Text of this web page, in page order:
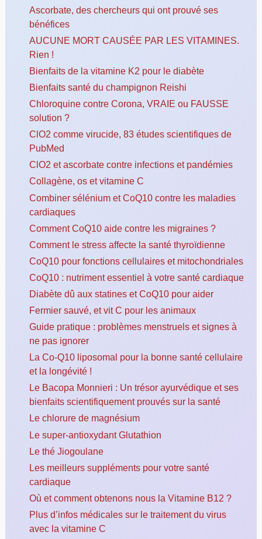
Ascorbate, des chercheurs qui ont prouvé ses
bénéfices
AUCUNE MORT CAUSÉE PAR LES VITAMINES.
Rien !
Bienfaits de la vitamine K2 pour le diabète
Bienfaits santé du champignon Reishi
Chloroquine contre Corona, VRAIE ou FAUSSE
solution ?
ClO2 comme virucide, 83 études scientifiques de
PubMed
ClO2 et ascorbate contre infections et pandémies
Collagène, os et vitamine C
Combiner sélénium et CoQ10 contre les maladies
cardiaques
Comment CoQ10 aide contre les migraines ?
Comment le stress affecte la santé thyroïdienne
CoQ10 pour fonctions cellulaires et mitochondriales
CoQ10 : nutriment essentiel à votre santé cardiaque
Diabète dû aux statines et CoQ10 pour aider
Fermier sauvé, et vit C pour les animaux
Guide pratique : problèmes menstruels et signes à
ne pas ignorer
La Co-Q10 liposomal pour la bonne santé cellulaire
et la longévité !
Le Bacopa Monnieri : Un trésor ayurvédique et ses
bienfaits scientifiquement prouvés sur la santé
Le chlorure de magnésium
Le super-antioxydant Glutathion
Le thé Jiogoulane
Les meilleurs suppléments pour votre santé
cardiaque
Où et comment obtenons nous la Vitamine B12 ?
Plus d’infos médicales sur le traitement du virus
avec la vitamine C